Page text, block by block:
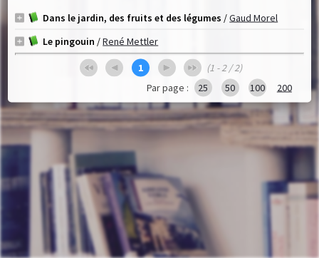
Dans le jardin, des fruits et des légumes /Gaud Morel
Le pingouin /René Mettler
1
(1 - 2 / 2)
Par page :
25 50 100 200